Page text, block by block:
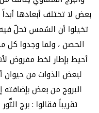
بعض لا تختلف أبعادها
تخيلوا أن الشمس تحلّ
الحصن ، ولما وجدوا كل
أحيط بإطار لخط مفروض
لبعض الذوات من حيوان
البروج من بعض
تقريباً فقالوا : برج